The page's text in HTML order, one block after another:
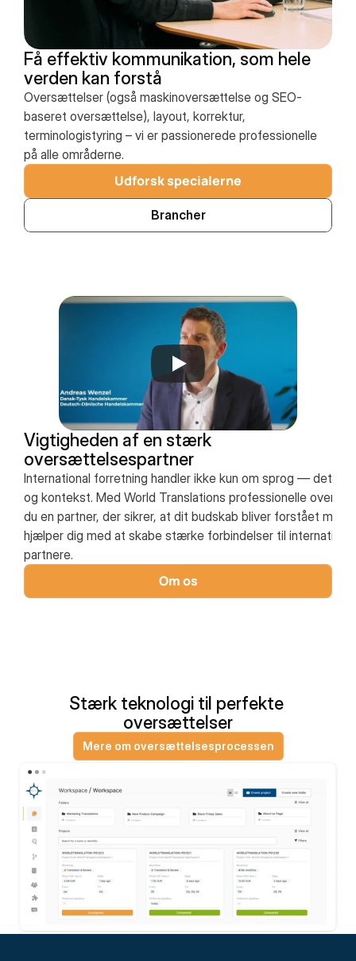
Få effektiv kommunikation, som hele
verden kan forstå
Oversættelser (også maskinoversættelse og SEO-
baseret oversættelse), layout, korrektur,
terminologistyring – vi er passionerede professionelle
på alle områderne.
Udforsk specialerne
Brancher
Vigtigheden af en stærk
oversættelsespartner
International forretning handler ikke kun om sprog — det
og kontekst. Med World Translations professionelle
du en partner, der sikrer, at dit budskab bliver forstået
hjælper dig med at skabe stærke forbindelser til
partnere.
Om os
Stærk teknologi til perfekte
oversættelser
Mere om oversættelsesprocessen